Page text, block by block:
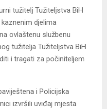
tužitelj Tužiteljstva BiH
djelima
ovlaštenu službenu
tužitelja Tužiteljstva BiH
i tragati za počiniteljem
i Policijska
izvršili uviđaj mjesta